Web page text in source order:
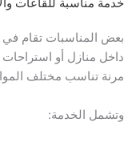
بعض المناسبات تقام في
داخل منازل أو
مرنة تناسب مختلف
وتشمل الخدمة: